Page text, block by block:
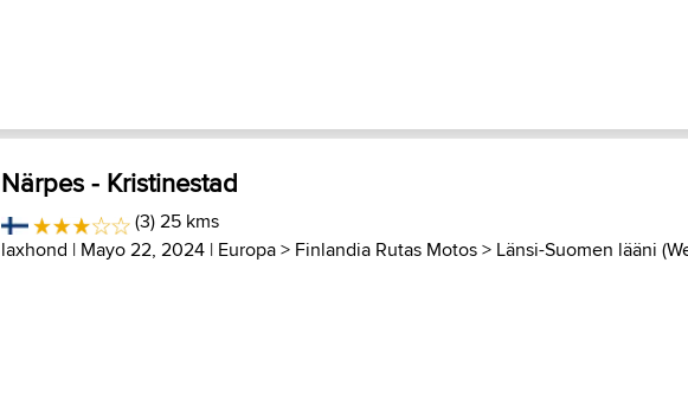
Närpes - Kristinestad
(3) 25 kms
laxhond | Mayo 22, 2024 | Europa> Finlandia Rutas Motos> Länsi-Suomen lääni